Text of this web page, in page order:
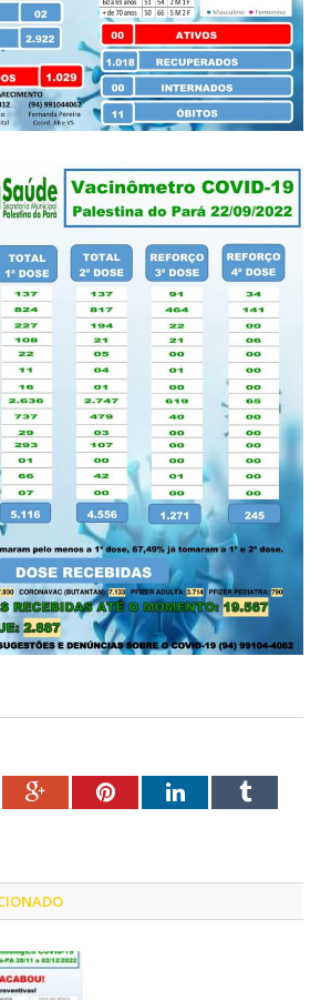
Google+PinterestLinkedInTumblr